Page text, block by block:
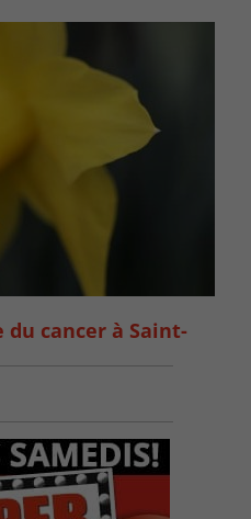
du cancer à Saint-